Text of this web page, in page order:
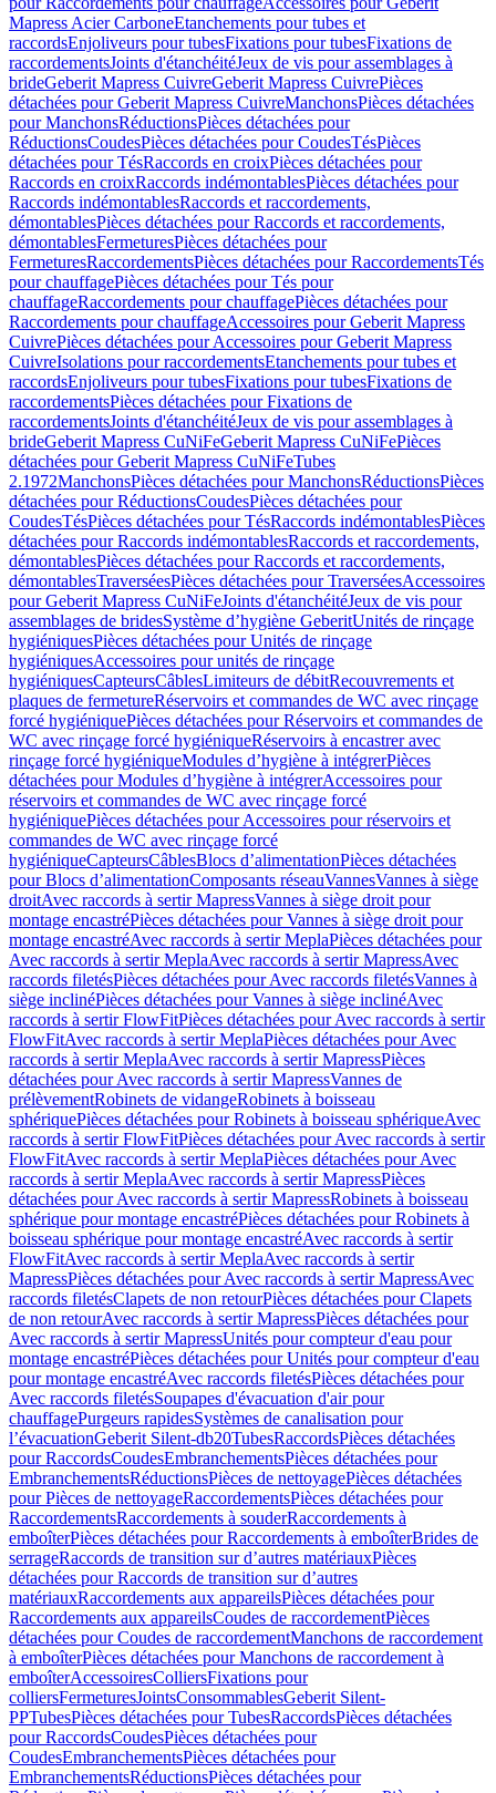
Mapress Acier CarboneEtanchements pour tubes et
raccordsEnjoliveurs pour tubesFixations pour tubesFixations de
raccordementsJoints d'étanchéitéJeux de vis pour assemblages à
brideGeberit Mapress CuivreGeberit Mapress CuivrePièces
détachées pour Geberit Mapress CuivreManchonsPièces détachées
pour ManchonsRéductionsPièces détachées pour
RéductionsCoudesPièces détachées pour CoudesTésPièces
détachées pour TésRaccords en croixPièces détachées pour
Raccords en croixRaccords indémontablesPièces détachées pour
Raccords indémontablesRaccords et raccordements,
démontablesPièces détachées pour Raccords et raccordements,
démontablesFermeturesPièces détachées pour
FermeturesRaccordementsPièces détachées pour RaccordementsTés
pour chauffagePièces détachées pour Tés pour
chauffageRaccordements pour chauffagePièces détachées pour
Raccordements pour chauffageAccessoires pour Geberit Mapress
CuivrePièces détachées pour Accessoires pour Geberit Mapress
CuivreIsolations pour raccordementsEtanchements pour tubes et
raccordsEnjoliveurs pour tubesFixations pour tubesFixations de
raccordementsPièces détachées pour Fixations de
raccordementsJoints d'étanchéitéJeux de vis pour assemblages à
brideGeberit Mapress CuNiFeGeberit Mapress CuNiFePièces
détachées pour Geberit Mapress CuNiFeTubes
2.1972ManchonsPièces détachées pour ManchonsRéductionsPièces
détachées pour RéductionsCoudesPièces détachées pour
CoudesTésPièces détachées pour TésRaccords indémontablesPièces
détachées pour Raccords indémontablesRaccords et raccordements,
démontablesPièces détachées pour Raccords et raccordements,
démontablesTraverséesPièces détachées pour TraverséesAccessoires
pour Geberit Mapress CuNiFeJoints d'étanchéitéJeux de vis pour
assemblages de bridesSystème d’hygiène GeberitUnités de rinçage
hygiéniquesPièces détachées pour Unités de rinçage
hygiéniquesAccessoires pour unités de rinçage
hygiéniquesCapteursCâblesLimiteurs de débitRecouvrements et
plaques de fermetureRéservoirs et commandes de WC avec rinçage
forcé hygiéniquePièces détachées pour Réservoirs et commandes de
WC avec rinçage forcé hygiéniqueRéservoirs à encastrer avec
rinçage forcé hygiéniqueModules d’hygiène à intégrerPièces
détachées pour Modules d’hygiène à intégrerAccessoires pour
réservoirs et commandes de WC avec rinçage forcé
hygiéniquePièces détachées pour Accessoires pour réservoirs et
commandes de WC avec rinçage forcé
hygiéniqueCapteursCâblesBlocs d’alimentationPièces détachées
pour Blocs d’alimentationComposants réseauVannesVannes à siège
droitAvec raccords à sertir MapressVannes à siège droit pour
montage encastréPièces détachées pour Vannes à siège droit pour
montage encastréAvec raccords à sertir MeplaPièces détachées pour
Avec raccords à sertir MeplaAvec raccords à sertir MapressAvec
raccords filetésPièces détachées pour Avec raccords filetésVannes à
siège inclinéPièces détachées pour Vannes à siège inclinéAvec
raccords à sertir FlowFitPièces détachées pour Avec raccords à sertir
FlowFitAvec raccords à sertir MeplaPièces détachées pour Avec
raccords à sertir MeplaAvec raccords à sertir MapressPièces
détachées pour Avec raccords à sertir MapressVannes de
prélèvementRobinets de vidangeRobinets à boisseau
sphériquePièces détachées pour Robinets à boisseau sphériqueAvec
raccords à sertir FlowFitPièces détachées pour Avec raccords à sertir
FlowFitAvec raccords à sertir MeplaPièces détachées pour Avec
raccords à sertir MeplaAvec raccords à sertir MapressPièces
détachées pour Avec raccords à sertir MapressRobinets à boisseau
sphérique pour montage encastréPièces détachées pour Robinets à
boisseau sphérique pour montage encastréAvec raccords à sertir
FlowFitAvec raccords à sertir MeplaAvec raccords à sertir
MapressPièces détachées pour Avec raccords à sertir MapressAvec
raccords filetésClapets de non retourPièces détachées pour Clapets
de non retourAvec raccords à sertir MapressPièces détachées pour
Avec raccords à sertir MapressUnités pour compteur d'eau pour
montage encastréPièces détachées pour Unités pour compteur d'eau
pour montage encastréAvec raccords filetésPièces détachées pour
Avec raccords filetésSoupapes d'évacuation d'air pour
chauffagePurgeurs rapidesSystèmes de canalisation pour
l’évacuationGeberit Silent-db20TubesRaccordsPièces détachées
pour RaccordsCoudesEmbranchementsPièces détachées pour
EmbranchementsRéductionsPièces de nettoyagePièces détachées
pour Pièces de nettoyageRaccordementsPièces détachées pour
RaccordementsRaccordements à souderRaccordements à
emboîterPièces détachées pour Raccordements à emboîterBrides de
serrageRaccords de transition sur d’autres matériauxPièces
détachées pour Raccords de transition sur d’autres
matériauxRaccordements aux appareilsPièces détachées pour
Raccordements aux appareilsCoudes de raccordementPièces
détachées pour Coudes de raccordementManchons de raccordement
à emboîterPièces détachées pour Manchons de raccordement à
emboîterAccessoiresColliersFixations pour
colliersFermeturesJointsConsommablesGeberit Silent-
PPTubesPièces détachées pour TubesRaccordsPièces détachées
pour RaccordsCoudesPièces détachées pour
CoudesEmbranchementsPièces détachées pour
EmbranchementsRéductionsPièces détachées pour